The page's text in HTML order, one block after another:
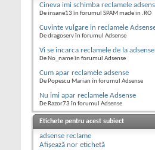
Cineva imi schimba reclamele
De insane13 în forumul SPAM made in .RO
Cuvinte vulgare in reclamele
De dragoserv în forumul Adsense
Vi se incarca reclamele de la
De No_name în forumul Adsense
Cum apar reclamele adsense
De Popescu Marian în forumul Adsense
Nu imi apar reclamele Adsense
De Razor73 în forumul Adsense
Etichete pentru acest subiect
adsense reclame
Afișează nor etichetă